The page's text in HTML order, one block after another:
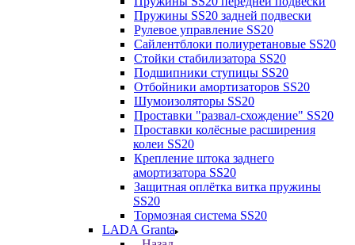
Пружины SS20 задней подвески
Рулевое управление SS20
Сайлентблоки полиуретановые SS20
Стойки стабилизатора SS20
Подшипники ступицы SS20
Отбойники амортизаторов SS20
Шумоизоляторы SS20
Проставки "развал-схождение" SS20
Проставки колёсные расширения
колеи SS20
Крепление штока заднего
амортизатора SS20
Защитная оплётка витка пружины
SS20
Тормозная система SS20
LADA Granta